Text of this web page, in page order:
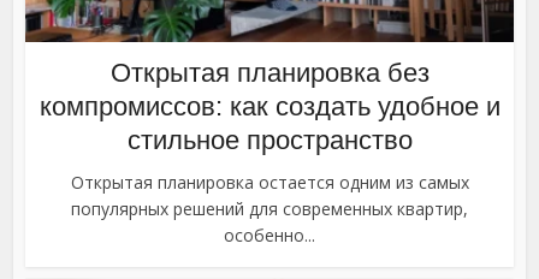
Открытая планировка без
компромиссов: как создать удобное и
стильное пространство
Открытая планировка остается одним из самых
популярных решений для современных квартир,
особенно...